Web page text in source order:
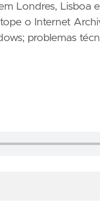
Londres, Lisboa
o Internet
problemas